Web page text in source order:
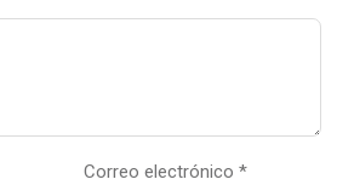
Correo electrónico *